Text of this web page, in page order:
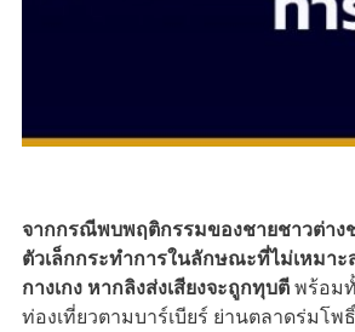
จากกรณีพบพฤติกรรมของชายชาวต่าง
ตัวเล็กกระทำการในลักษณะที่ไม่เหมาะ
กางเกง หากลิงส่งเสียงจะถูกทุบตี พร้อม
ท่องเที่ยวตามบาร์เบียร์ ย่านตลาดร่มโพ